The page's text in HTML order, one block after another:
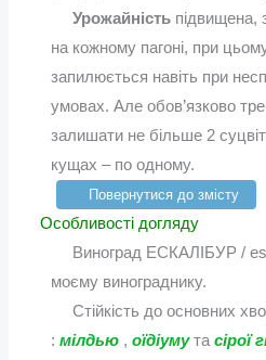
Урожайність підвищена,
на кожному пагоні, при
запилюється навіть при
умовах. Але обов’язково
залишати не більше 2
кущах – по одному.
Повернутися до змісту
Особливості догляду
Виноград ЕСКАЛІБУР /
моєму винограднику.
Стійкість до основних
:мілдью ,оїдіуму тасірої